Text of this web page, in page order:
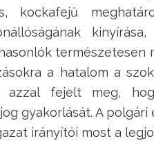
kockafejű
természetesen
a hatalom a
azzal fejelt meg,
gyakorlását. A
irányítói most a